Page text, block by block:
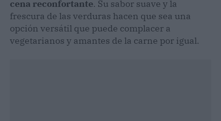
cena reconfortante. Su sabor suave y la
frescura de las verduras hacen que sea una
opción versátil que puede complacer a
vegetarianos y amantes de la carne por igual.